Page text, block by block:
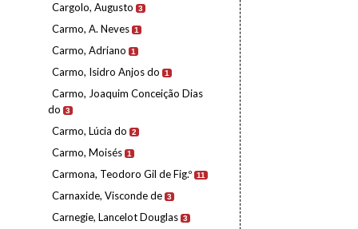
Cargolo, Augusto 3
Carmo, A. Neves 1
Carmo, Adriano 1
Carmo, Isidro Anjos do 1
Carmo, Joaquim Conceição Dias
do
3
Carmo, Lúcia do 2
Carmo, Moisés 1
Carmona, Teodoro Gil de Fig.º 11
Carnaxide, Visconde de 3
Carnegie, Lancelot Douglas 3